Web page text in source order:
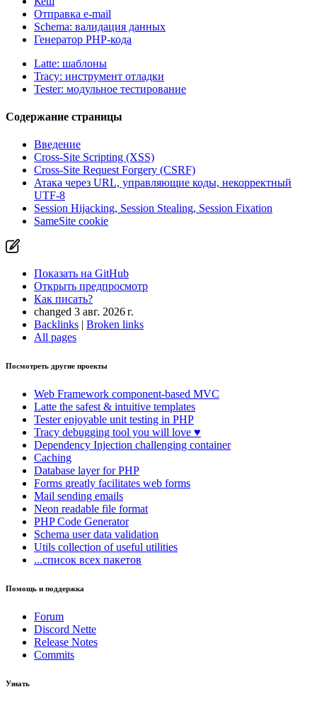
Отправка e-mail
Schema: валидация данных
Генератор PHP-кода
Latte: шаблоны
Tracy: инструмент отладки
Tester: модульное тестирование
Содержание страницы
Введение
Cross-Site Scripting (XSS)
Cross-Site Request Forgery (CSRF)
Атака через URL, управляющие коды, некорректный
UTF-8
Session Hijacking, Session Stealing, Session Fixation
SameSite cookie
Показать на GitHub
Открыть предпросмотр
Как писать?
changed 3 авг. 2026 г.
Backlinks | Broken links
All pages
Посмотреть другие проекты
Web Framework component-based MVC
Latte the safest & intuitive templates
Testerenjoyable unit testing in PHP
Tracy debugging tool you will love ♥
Dependency Injection challenging container
Caching
Database layer for PHP
Forms greatly facilitates web forms
Mail sending emails
Neon readable file format
PHP Code Generator
Schema user data validation
Utils collection of useful utilities
...список всех пакетов
Помощь и поддержка
Forum
Discord Nette
Release Notes
Commits
Узнать